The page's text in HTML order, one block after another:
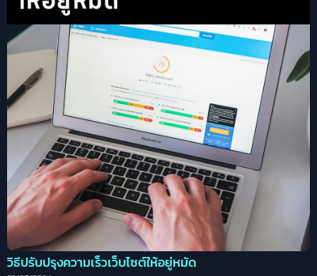
วิธีปรับปรุงความเร็วเว็บไซต์ให้อยู่หมัด